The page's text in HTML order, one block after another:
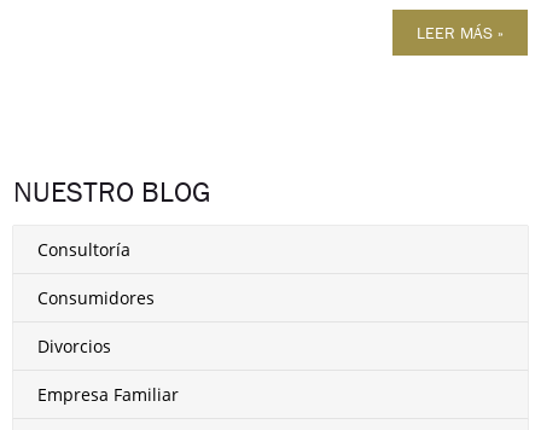
LEER MÁS »
NUESTRO BLOG
Consultoría
Consumidores
Divorcios
Empresa Familiar